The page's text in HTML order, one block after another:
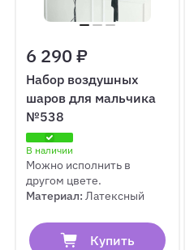
6 290 ₽
Набор воздушных
шаров для мальчика
№538
В наличии
Можно исполнить в
другом цвете.
Материал:Латексный
Купить